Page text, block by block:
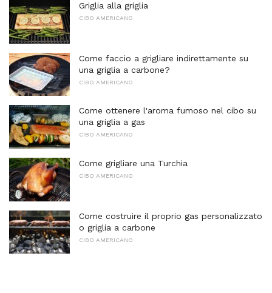
Griglia alla griglia
CIBO AMERICANO
Come faccio a grigliare indirettamente su
una griglia a carbone?
CIBO AMERICANO
Come ottenere l'aroma fumoso nel cibo su
una griglia a gas
CIBO AMERICANO
Come grigliare una Turchia
CIBO AMERICANO
Come costruire il proprio gas personalizzato
o griglia a carbone
CIBO AMERICANO